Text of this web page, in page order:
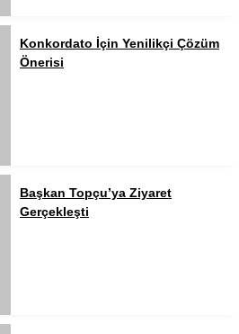
Konkordato İçin Yenilikçi Çözüm
Önerisi
Başkan Topçu’ya Ziyaret
Gerçekleşti